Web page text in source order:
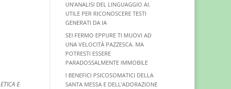
E
UN’ANALISI DEL LINGUAGGIO AI.
UTILE PER RICONOSCERE TESTI
GENERATI DA IA
SEI FERMO EPPURE TI MUOVI AD
UNA VELOCITÀ PAZZESCA. MA
POTRESTI ESSERE
PARADOSSALMENTE IMMOBILE
I BENEFICI PSICOSOMATICI DELLA
SANTA MESSA E DELL’ADORAZIONE